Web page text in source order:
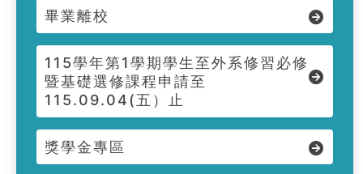
畢業離校
115學年第1學期學生至外系修習必修
暨基礎選修課程申請至
115.09.04(五）止
獎學金專區